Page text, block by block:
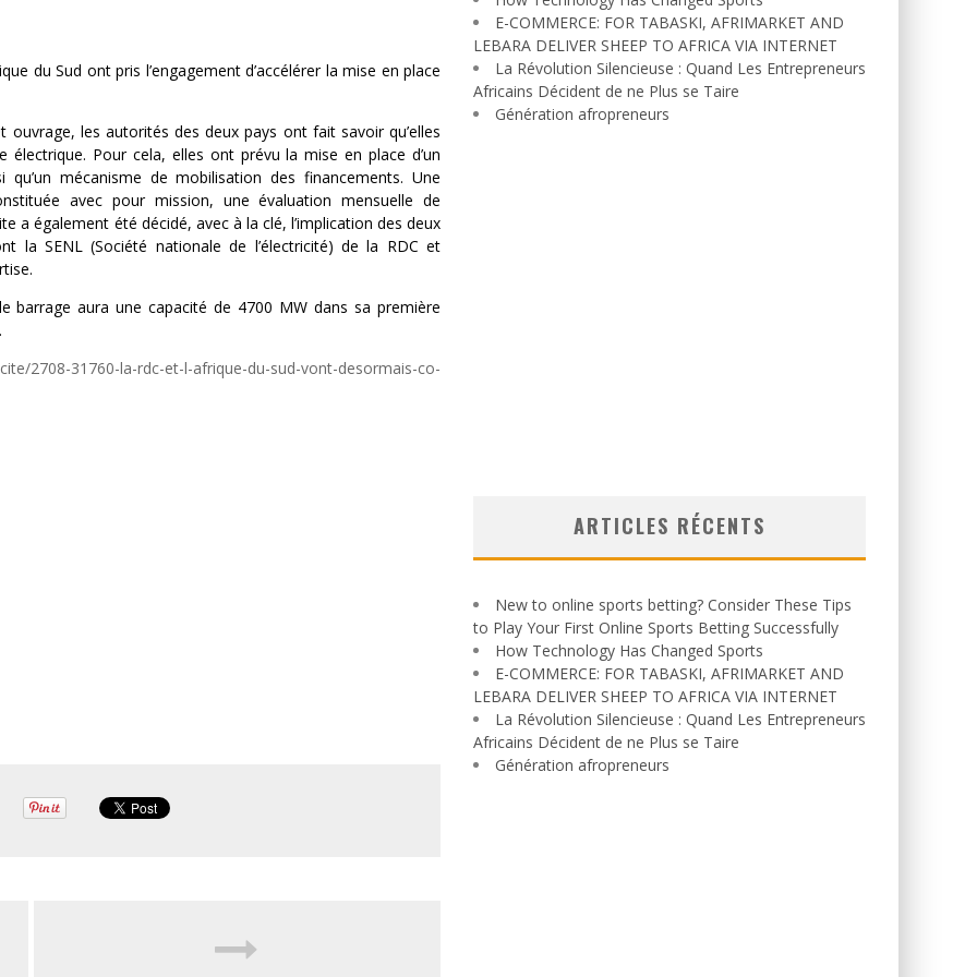
du Sud ont pris l’engagement d’accélérer la mise en place
ouvrage, les autorités des deux pays ont fait savoir qu’elles
Pour cela, elles ont prévu la mise en place d’un
mécanisme de mobilisation des financements. Une
avec pour mission, une évaluation mensuelle de
a également été décidé, avec à la clé, l’implication des deux
la SENL (Société nationale de l’électricité) de la RDC et
barrage aura une capacité de 4700 MW dans sa première
2708-31760-la-rdc-et-l-afrique-du-sud-vont-desormais-co-
E-COMMERCE: FOR TABASKI, AFRIMARKET AND
LEBARA DELIVER SHEEP TO AFRICA VIA INTERNET
La Révolution Silencieuse : Quand Les Entrepreneurs
Africains Décident de ne Plus se Taire
Génération afropreneurs
ARTICLES RÉCENTS
New to online sports betting? Consider These Tips
to Play Your First Online Sports Betting Successfully
How Technology Has Changed Sports
E-COMMERCE: FOR TABASKI, AFRIMARKET AND
LEBARA DELIVER SHEEP TO AFRICA VIA INTERNET
La Révolution Silencieuse : Quand Les Entrepreneurs
Africains Décident de ne Plus se Taire
Génération afropreneurs